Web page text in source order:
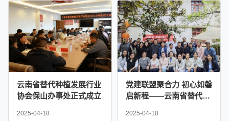
云南省替代种植发展行业
协会保山办事处正式成立
2025-04-18
党建联盟聚合力 初心如磐
启新程——云南省替代种
合严家地社区党委举办主
2025-04-10